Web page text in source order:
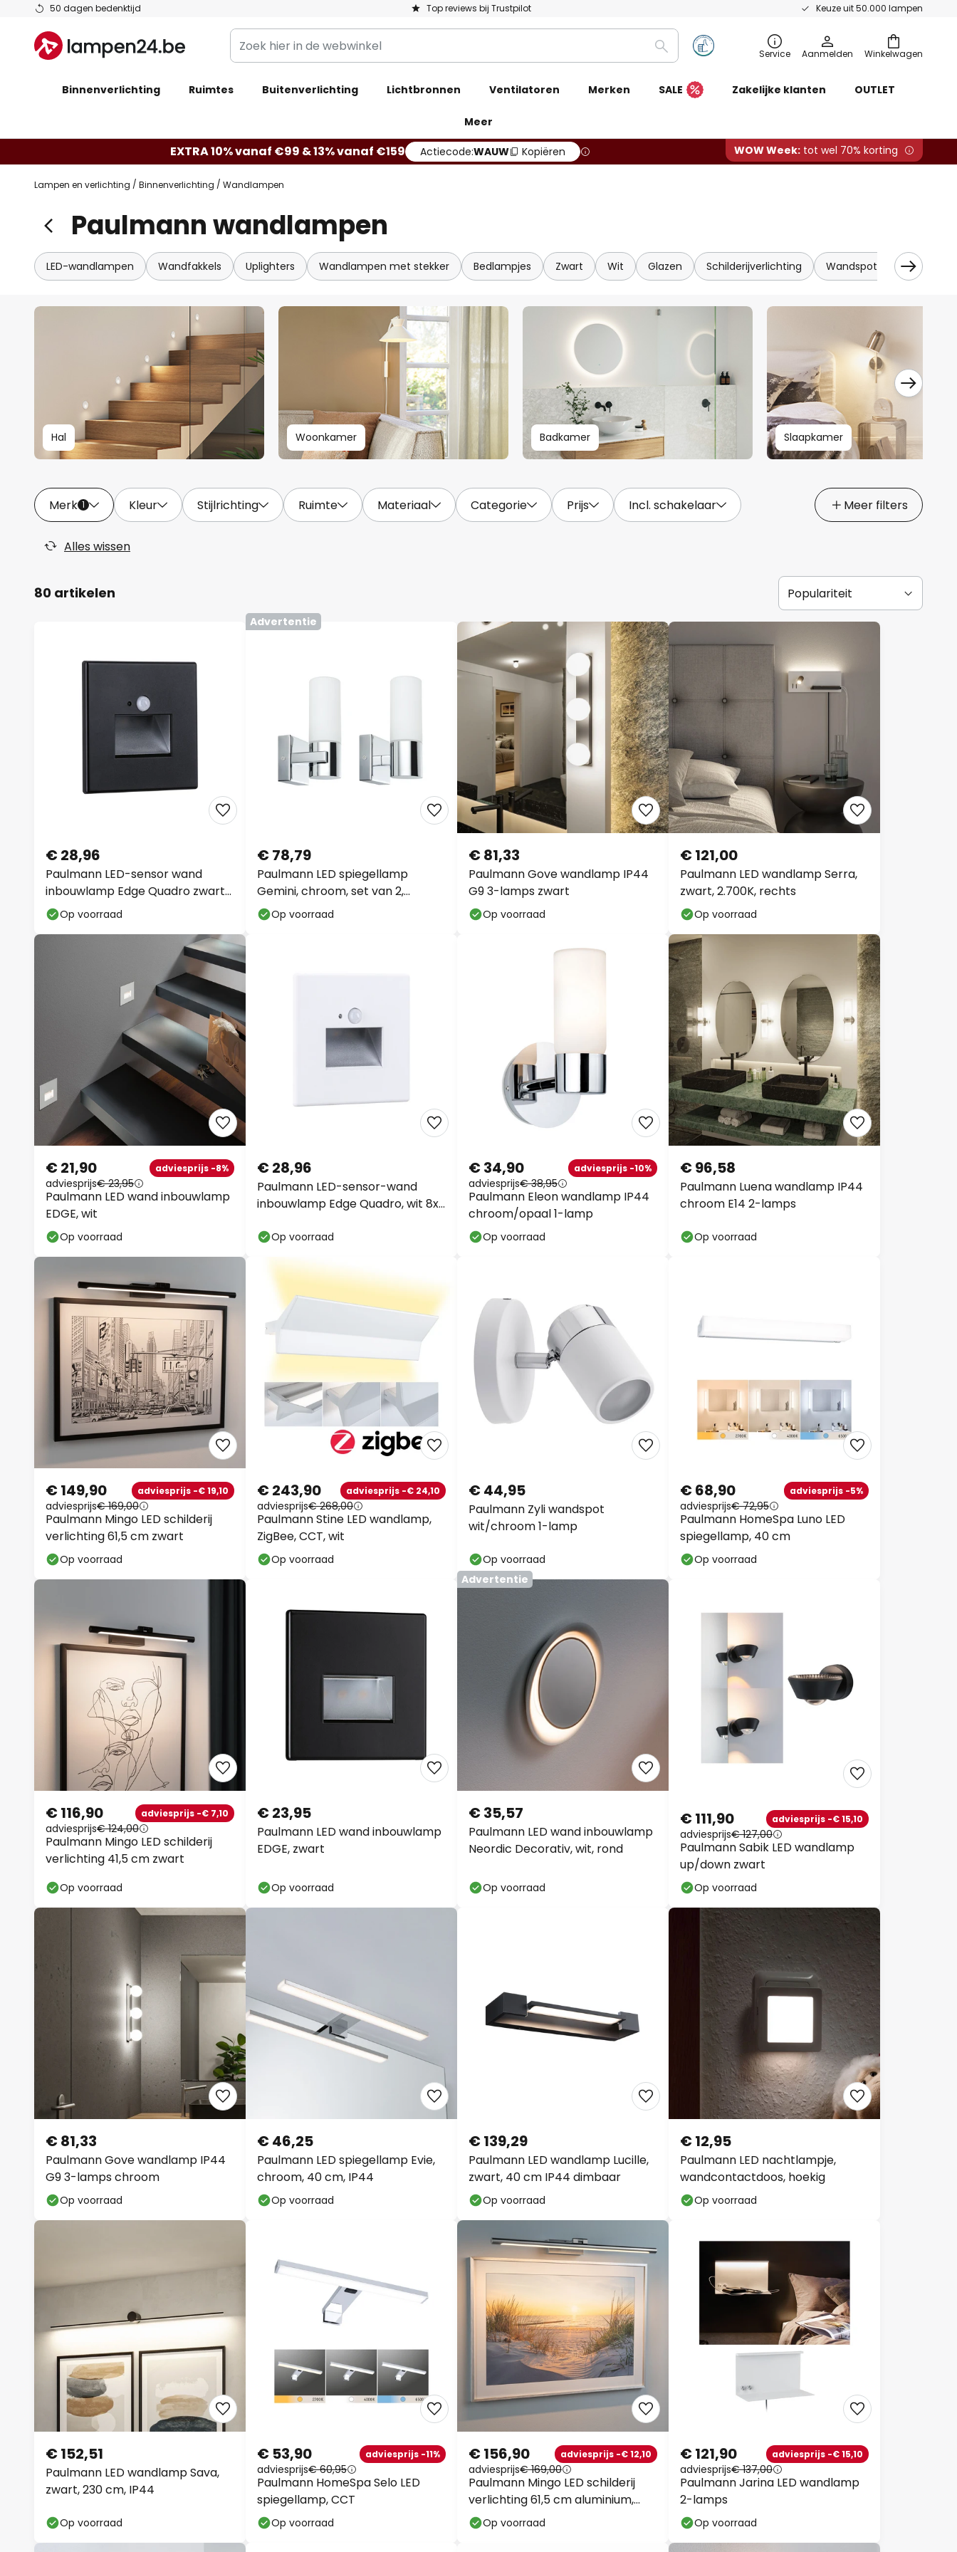
50 dagen bedenktijd Top reviews bij Trustpilot Keuze uit 50.000 lampen
Ga
de
inhoud
Winkelwagen
Zoek
hier
de
Zoeken Service Aanmelden
Binnenverlichting Ruimtes Buitenverlichting Lichtbronnen Ventilatoren Merken SALE Zakelijke klanten OUTLET
Meer
EXTRA 10% vanaf €99 & 13% vanaf €159 Actiecode:WAUW Kopiëren WOW Week: tot wel 70% korting
Lampen en verlichting Binnenverlichting Wandlampen
Paulmann wandlampen
LED-wandlampen Wandfakkels Uplighters Wandlampen met stekker Bedlampjes Zwart Wit Glazen Schilderijverlichting Wandspots
Hal Woonkamer Badkamer Slaapkamer
Merk 1 Kleur Stijlrichting Ruimte Materiaal Categorie Prijs Incl. schakelaar Meer filters
Alles wissen
80 artikelen
Paulmann LED-sensor wand
inbouwlamp Edge Quadro zwart
8 cm
€ 28,96
Op voorraad
Advertentie
Paulmann LED spiegellamp
Gemini, chroom, set van 2,
dimbaar, IP44
€ 78,79
Op voorraad
Paulmann Gove wandlamp IP44
G9 3-lamps zwart
€ 81,33
Op voorraad
Paulmann LED wandlamp Serra,
zwart, 2.700K, rechts
€ 121,00
Op voorraad
Paulmann LED wand inbouwlamp
EDGE, wit
€ 21,90 adviesprijs -8%
adviesprijs€ 23,95
Op voorraad
Paulmann LED-sensor-wand
inbouwlamp Edge Quadro, wit 8x8
€ 28,96
Op voorraad
Paulmann Eleon wandlamp IP44
chroom/opaal 1-lamp
€ 34,90 adviesprijs -10%
adviesprijs€ 38,95
Op voorraad
Paulmann Luena wandlamp IP44
chroom E14 2-lamps
€ 96,58
Op voorraad
Paulmann Mingo LED schilderij
verlichting 61,5 cm zwart
€ 149,90 adviesprijs -€ 19,10
adviesprijs€ 169,00
Op voorraad
Paulmann Stine LED wandlamp,
ZigBee, CCT, wit
€ 243,90 adviesprijs -€ 24,10
adviesprijs€ 268,00
Op voorraad
Paulmann Zyli wandspot
wit/chroom 1-lamp
€ 44,95
Op voorraad
Paulmann HomeSpa Luno LED
spiegellamp, 40 cm
€ 68,90 adviesprijs -5%
adviesprijs€ 72,95
Op voorraad
Paulmann Mingo LED schilderij
verlichting 41,5 cm zwart
€ 116,90 adviesprijs -€ 7,10
adviesprijs€ 124,00
Op voorraad
Paulmann LED wand inbouwlamp
EDGE, zwart
€ 23,95
Op voorraad
Advertentie
Paulmann LED wand inbouwlamp
Neordic Decorativ, wit, rond
€ 35,57
Op voorraad
Paulmann Sabik LED wandlamp
up/down zwart
€ 111,90 adviesprijs -€ 15,10
adviesprijs€ 127,00
Op voorraad
Paulmann Gove wandlamp IP44
G9 3-lamps chroom
€ 81,33
Op voorraad
Paulmann LED spiegellamp Evie,
chroom, 40 cm, IP44
€ 46,25
Op voorraad
Paulmann LED wandlamp Lucille,
zwart, 40 cm IP44 dimbaar
€ 139,29
Op voorraad
Paulmann LED nachtlampje,
wandcontactdoos, hoekig
€ 12,95
Op voorraad
Paulmann LED wandlamp Sava,
zwart, 230 cm, IP44
€ 152,51
Op voorraad
Paulmann HomeSpa Selo LED
spiegellamp, CCT
€ 53,90 adviesprijs -11%
adviesprijs€ 60,95
Op voorraad
Paulmann Mingo LED schilderij
verlichting 61,5 cm aluminium,
berken.
€ 156,90 adviesprijs -€ 12,10
adviesprijs€ 169,00
Op voorraad
Paulmann Jarina LED wandlamp
2-lamps
€ 121,90 adviesprijs -€ 15,10
adviesprijs€ 137,00
Op voorraad